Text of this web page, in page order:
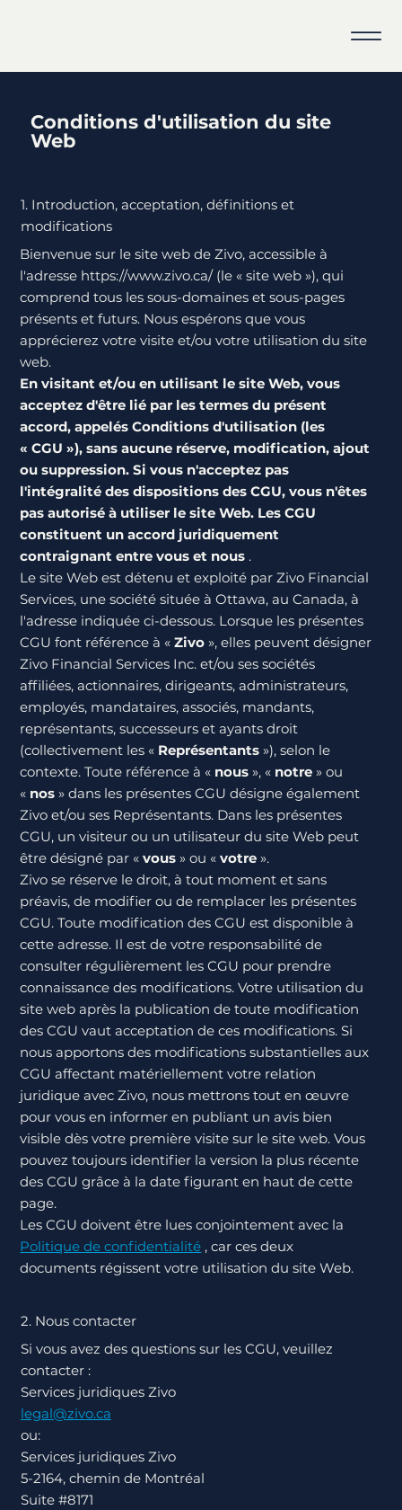
Conditions d'utilisation du site
Web
1. Introduction, acceptation, définitions et
modifications
Bienvenue sur le site web de Zivo, accessible à
l'adresse https://www.zivo.ca/(le « site web »), qui
comprend tous les sous-domaines et sous-pages
présents et futurs. Nous espérons que vous
apprécierez votre visite et/ou votre utilisation du site
web.
En visitant et/ou en utilisant le site Web, vous
acceptez d'être lié par les termes du présent
accord, appelés Conditions d'utilisation (les
« CGU »), sans aucune réserve, modification, ajout
ou suppression. Si vous n'acceptez pas
l'intégralité des dispositions des CGU, vous n'êtes
pas autorisé à utiliser le site Web. Les CGU
constituent un accord juridiquement
contraignant entre vous et nous .
Le site Web est détenu et exploité par Zivo Financial
Services, une société située à Ottawa, au Canada, à
l'adresse indiquée ci-dessous. Lorsque les présentes
CGU font référence à « Zivo », elles peuvent désigner
Zivo Financial Services Inc. et/ou ses sociétés
affiliées, actionnaires, dirigeants, administrateurs,
employés, mandataires, associés, mandants,
représentants, successeurs et ayants droit
(collectivement les « Représentants »), selon le
contexte. Toute référence à « nous », « notre » ou
« nos » dans les présentes CGU désigne également
Zivo et/ou ses Représentants. Dans les présentes
CGU, un visiteur ou un utilisateur du site Web peut
être désigné par « vous » ou « votre ».
Zivo se réserve le droit, à tout moment et sans
préavis, de modifier ou de remplacer les présentes
CGU. Toute modification des CGU est disponible à
cette adresse. Il est de votre responsabilité de
consulter régulièrement les CGU pour prendre
connaissance des modifications. Votre utilisation du
site web après la publication de toute modification
des CGU vaut acceptation de ces modifications. Si
nous apportons des modifications substantielles aux
CGU affectant matériellement votre relation
juridique avec Zivo, nous mettrons tout en œuvre
pour vous en informer en publiant un avis bien
visible dès votre première visite sur le site web. Vous
pouvez toujours identifier la version la plus récente
des CGU grâce à la date figurant en haut de cette
page.
Les CGU doivent être lues conjointement avec la
Politique de confidentialité , car ces deux
documents régissent votre utilisation du site Web.
2. Nous contacter
Si vous avez des questions sur les CGU, veuillez
contacter :
Services juridiques Zivo
legal@zivo.ca
ou:
Services juridiques Zivo
5-2164, chemin de Montréal
Suite #8171